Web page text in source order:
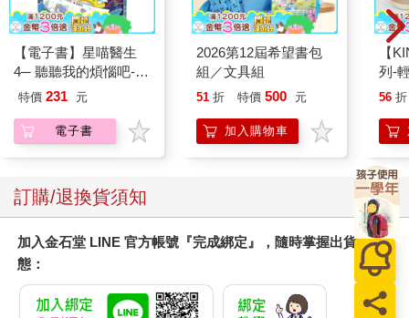
【電子書】星喵醫生
4─ 聽聽我的煩惱吧-假
期挑戰
特價 231 元
電子書
2026第12屆希望書包
組／文具組
51 折 特價 500 元
加入購物車
【
列-
平
56 折
訂購/退換貨須知
加入金石堂 LINE 官方帳號『完成綁定』，隨時掌握出貨動
態：